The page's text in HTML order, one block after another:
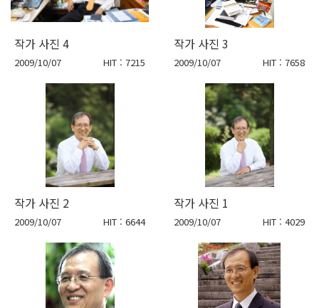
작가 사진 4
2009/10/07 HIT : 7215
작가 사진 3
2009/10/07 HIT : 7658
작가 사진 2
2009/10/07 HIT : 6644
작가 사진 1
2009/10/07 HIT : 4029